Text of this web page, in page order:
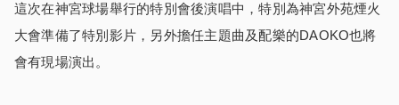
這次在神宮球場舉行的特別會後演唱中，特別為神宮外苑煙火
大會準備了特別影片，另外擔任主題曲及配樂的DAOKO也將
會有現場演出。